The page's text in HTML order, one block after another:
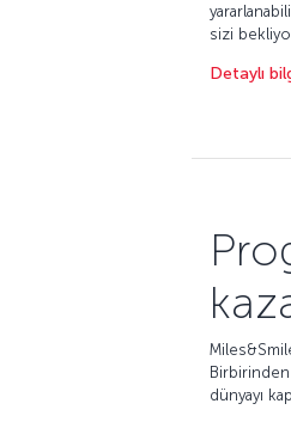
sizi
Detaylı
dünyayı